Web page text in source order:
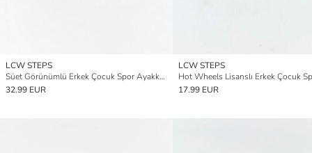
LCW STEPS
Süet Görünümlü Erkek Çocuk Spor Ayakkabı
32.99 EUR
LCW STEPS
17.99 EUR